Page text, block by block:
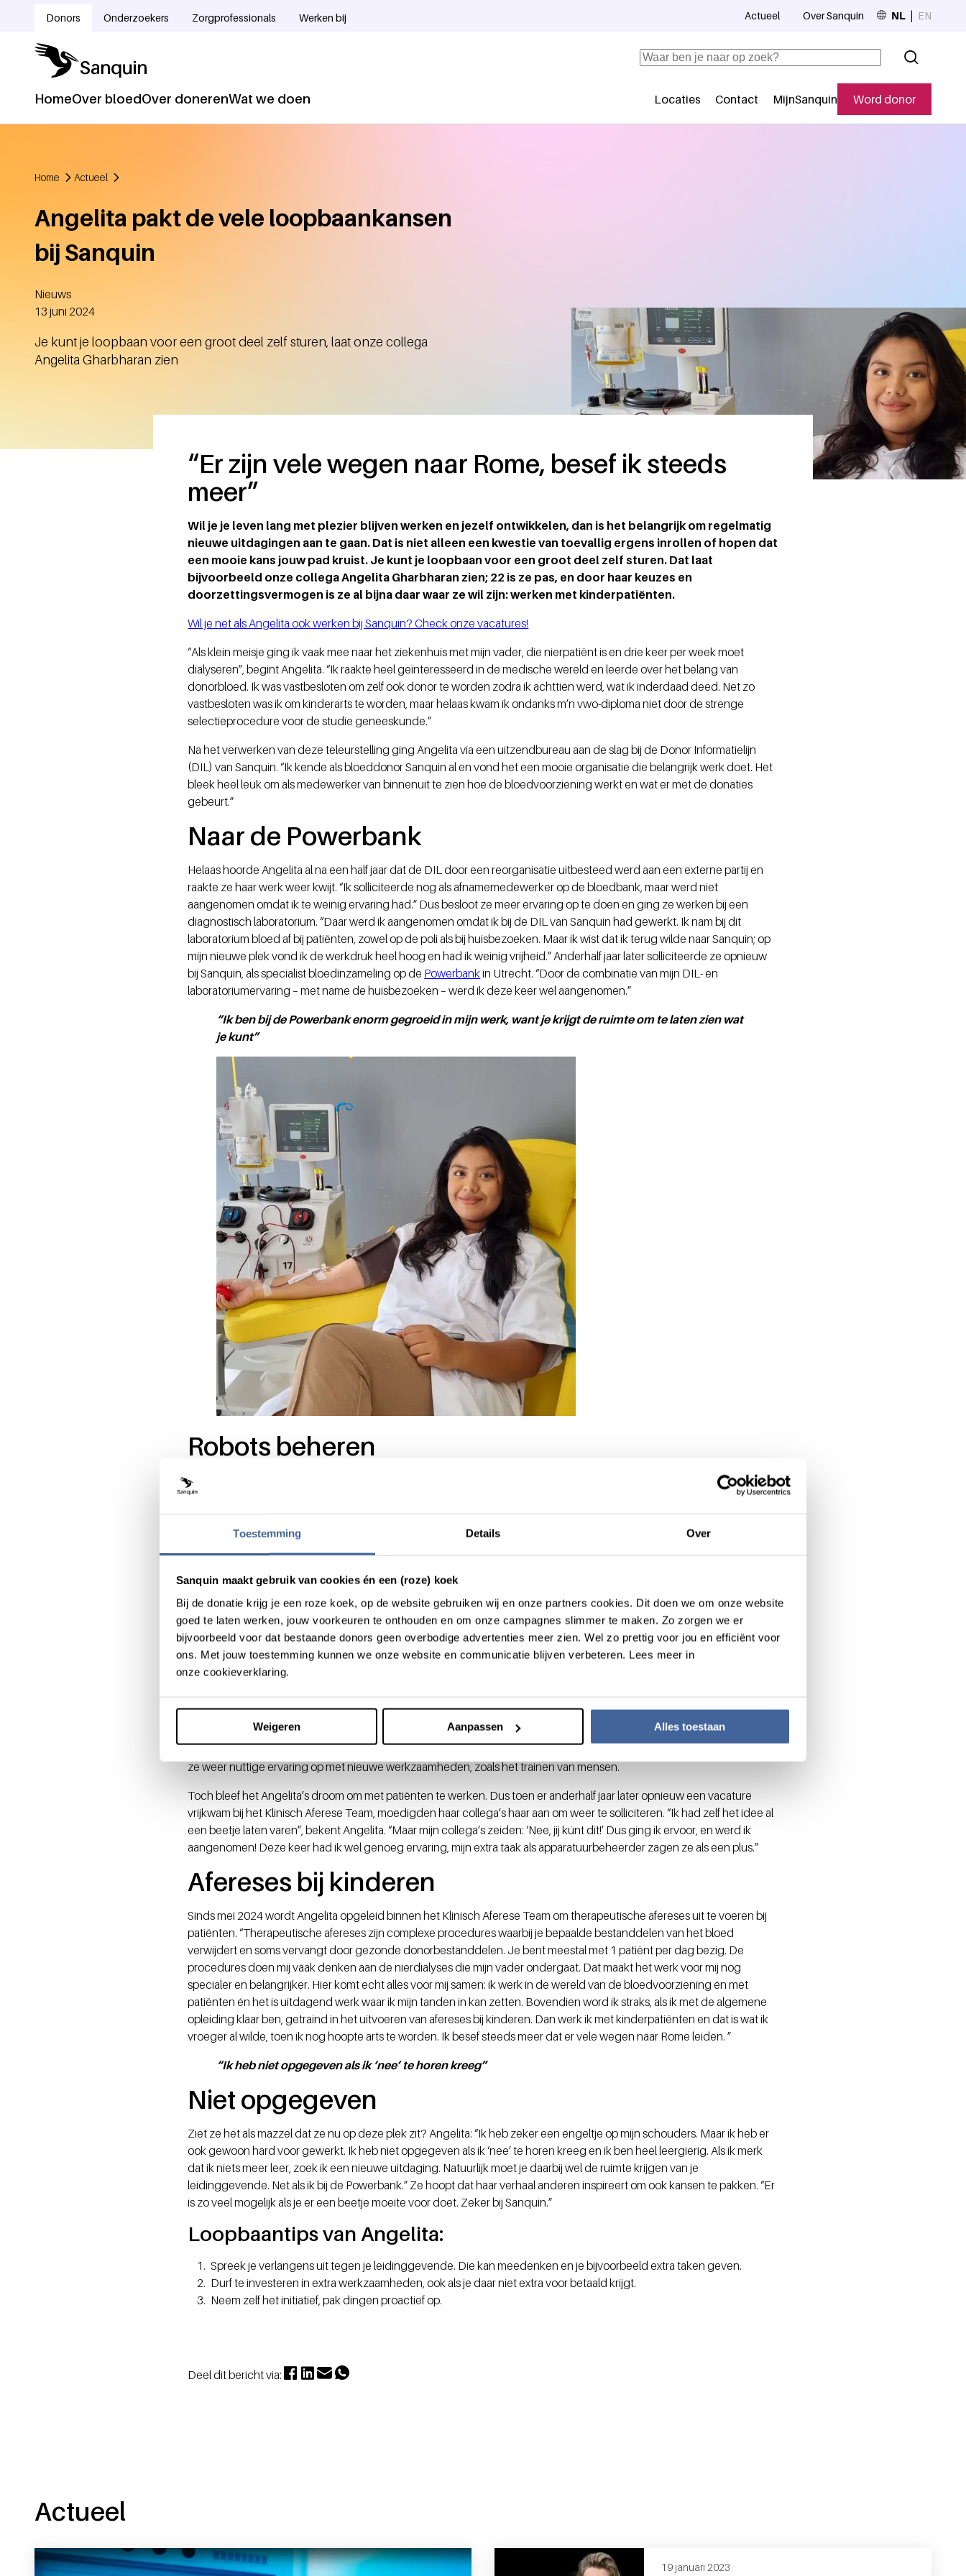
Toestemming Details Over
Sanquin maakt gebruik van cookies én een (roze) koek
Bij de donatie krijg je een roze koek, op de website gebruiken wij en onze partners cookies. Dit doen we om onze website
goed te laten werken, jouw voorkeuren te onthouden en om onze campagnes slimmer te maken. Zo zorgen we er
bijvoorbeeld voor dat bestaande donors geen overbodige advertenties meer zien. Wel zo prettig voor jou en efficiënt voor
ons. Met jouw toestemming kunnen we onze website en communicatie blijven verbeteren. Lees meer in
onze cookieverklaring.
Weigeren Aanpassen Alles toestaan
Donors Onderzoekers Zorgprofessionals Werken bij
Hoofdnavigatie
HomeOver bloedOver donerenWat we doen
Secundaire navigatie
Locaties Contact MijnSanquin Word donor
Actueel Over Sanquin NL EN
Zoeken
Home Actueel
Angelita pakt de vele loopbaankansen
bij Sanquin
Nieuws
Aangemaakt
13 juni 2024
Je kunt je loopbaan voor een groot deel zelf sturen, laat onze collega
Angelita Gharbharan zien
“Er zijn vele wegen naar Rome, besef ik steeds
meer”
Wil je je leven lang met plezier blijven werken en jezelf ontwikkelen, dan is het belangrijk om regelmatig
nieuwe uitdagingen aan te gaan. Dat is niet alleen een kwestie van toevallig ergens inrollen of hopen dat
een mooie kans jouw pad kruist. Je kunt je loopbaan voor een groot deel zelf sturen. Dat laat
bijvoorbeeld onze collega Angelita Gharbharan zien; 22 is ze pas, en door haar keuzes en
doorzettingsvermogen is ze al bijna daar waar ze wil zijn: werken met kinderpatiënten.
Wil je net als Angelita ook werken bij Sanquin? Check onze vacatures!
“Als klein meisje ging ik vaak mee naar het ziekenhuis met mijn vader, die nierpatiënt is en drie keer per week moet
dialyseren”, begint Angelita. “Ik raakte heel geïnteresseerd in de medische wereld en leerde over het belang van
donorbloed. Ik was vastbesloten om zelf ook donor te worden zodra ik achttien werd, wat ik inderdaad deed. Net zo
vastbesloten was ik om kinderarts te worden, maar helaas kwam ik ondanks m’n vwo-diploma niet door de strenge
selectieprocedure voor de studie geneeskunde.”
Na het verwerken van deze teleurstelling ging Angelita via een uitzendbureau aan de slag bij de Donor Informatielijn
(DIL) van Sanquin. “Ik kende als bloeddonor Sanquin al en vond het een mooie organisatie die belangrijk werk doet. Het
bleek heel leuk om als medewerker van binnenuit te zien hoe de bloedvoorziening werkt en wat er met de donaties
gebeurt.”
Naar de Powerbank
Helaas hoorde Angelita al na een half jaar dat de DIL door een reorganisatie uitbesteed werd aan een externe partij en
raakte ze haar werk weer kwijt. “Ik solliciteerde nog als afnamemedewerker op de bloedbank, maar werd niet
aangenomen omdat ik te weinig ervaring had.” Dus besloot ze meer ervaring op te doen en ging ze werken bij een
diagnostisch laboratorium. “Daar werd ik aangenomen omdat ik bij de DIL van Sanquin had gewerkt. Ik nam bij dit
laboratorium bloed af bij patiënten, zowel op de poli als bij huisbezoeken. Maar ik wist dat ik terug wilde naar Sanquin; op
mijn nieuwe plek vond ik de werkdruk heel hoog en had ik weinig vrijheid.” Anderhalf jaar later solliciteerde ze opnieuw
bij Sanquin, als specialist bloedinzameling op de Powerbankin Utrecht. “Door de combinatie van mijn DIL- en
laboratoriumervaring – met name de huisbezoeken – werd ik deze keer wél aangenomen.”
“Ik ben bij de Powerbank enorm gegroeid in mijn werk, want je krijgt de ruimte om te laten zien wat
je kunt”
Robots beheren
“Het leuke aan de Powerbank is dat het een beetje pionierswerk is”, zegt Angelita. “Het is een nieuwe locatie waar
Sanquin alleen plasma afneemt. Ik ben daar enorm gegroeid in mijn werk, want je krijgt de ruimte om te laten zien wat je
kunt. Zo hebben we als enige locatie robots in gebruik die beheerd moeten worden. Daar is geen aparte functie voor,
dat moet iemand er gewoon bij doen naast het dagelijks werk. ‘Ik doe het wel’, bood ik aan, want ik vind het leuk om met
Na een jaar op de Powerbank solliciteerde ik op een vacature bij het
een ontzettend leuk team. Wel zei ik tegen mijn teamleider: ‘Als ik extra werkzaamheden kan doen, laat je het me
weten?’”
Leuke aanvulling
Die extra werkzaamheden dienden zich aan toen er bij de Powerbank mensen opgeleid werden om alle apparatuur op
de locatie te beheren. Angelita solliciteerde meteen voor de nieuwe functie van apparatuurbeheerder. “Daarbij zorg je
dat het onderhoud en de eventuele reparaties worden uitgevoerd en geef je trainingen aan medewerkers om met de
apparatuur om te gaan. Het leek me een leuke aanvulling op mijn werk als specialist bloedinzameling.” Bovendien deed
ze weer nuttige ervaring op met nieuwe werkzaamheden, zoals het trainen van mensen.
Toch bleef het Angelita’s droom om met patiënten te werken. Dus toen er anderhalf jaar later opnieuw een vacature
vrijkwam bij het Klinisch Aferese Team, moedigden haar collega’s haar aan om weer te solliciteren. “Ik had zelf het idee al
een beetje laten varen”, bekent Angelita. “Maar mijn collega’s zeiden: ‘Nee, jij kúnt dit!’ Dus ging ik ervoor, en werd ik
aangenomen! Deze keer had ik wél genoeg ervaring, mijn extra taak als apparatuurbeheerder zagen ze als een plus.”
Afereses bij kinderen
Sinds mei 2024 wordt Angelita opgeleid binnen het Klinisch Aferese Team om therapeutische afereses uit te voeren bij
patiënten. “Therapeutische afereses zijn complexe procedures waarbij je bepaalde bestanddelen van het bloed
verwijdert en soms vervangt door gezonde donorbestanddelen. Je bent meestal met 1 patiënt per dag bezig. De
procedures doen mij vaak denken aan de nierdialyses die mijn vader ondergaat. Dat maakt het werk voor mij nog
specialer en belangrijker. Hier komt echt alles voor mij samen: ik werk in de wereld van de bloedvoorziening én met
patiënten én het is uitdagend werk waar ik mijn tanden in kan zetten. Bovendien word ik straks, als ik met de algemene
opleiding klaar ben, getraind in het uitvoeren van afereses bij kinderen. Dan werk ik met kinderpatiënten en dat is wat ik
vroeger al wilde, toen ik nog hoopte arts te worden. Ik besef steeds meer dat er vele wegen naar Rome leiden. ”
“Ik heb niet opgegeven als ik ‘nee’ te horen kreeg”
Niet opgegeven
Ziet ze het als mazzel dat ze nu op deze plek zit? Angelita: “Ik heb zeker een engeltje op mijn schouders. Maar ik heb er
ook gewoon hard voor gewerkt. Ik heb niet opgegeven als ik ‘nee’ te horen kreeg en ik ben heel leergierig. Als ik merk
dat ik niets meer leer, zoek ik een nieuwe uitdaging. Natuurlijk moet je daarbij wel de ruimte krijgen van je
leidinggevende. Net als ik bij de Powerbank.” Ze hoopt dat haar verhaal anderen inspireert om ook kansen te pakken. “Er
is zo veel mogelijk als je er een beetje moeite voor doet. Zeker bij Sanquin.”
Loopbaantips van Angelita:
Spreek je verlangens uit tegen je leidinggevende. Die kan meedenken en je bijvoorbeeld extra taken geven.
Durf te investeren in extra werkzaamheden, ook als je daar niet extra voor betaald krijgt.
Neem zelf het initiatief, pak dingen proactief op.
Deel dit bericht via:
Actueel
19 januari 2023